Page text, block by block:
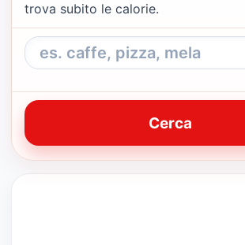
trova subito le calorie.
Cerca